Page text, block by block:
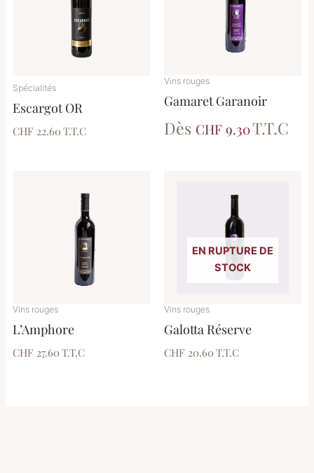
Spécialités
Escargot OR
CHF 22.60 T.T.C
Vins rouges
Gamaret Garanoir
Dès CHF 9.30T.T.C
être
choisies
la
Vins rouges
L’Amphore
CHF 27.60 T.T.C
EN RUPTURE DE
STOCK
Vins rouges
Galotta Réserve
CHF 20.60 T.T.C